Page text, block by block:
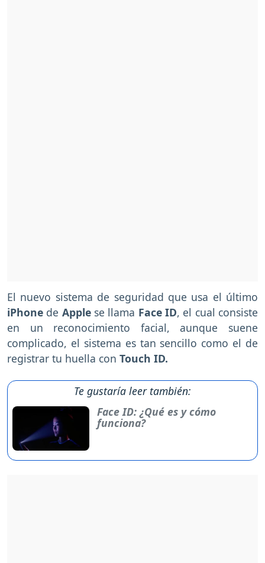
El nuevo sistema de seguridad que usa el último
iPhone de Apple se llama Face ID, el cual consiste
en un reconocimiento facial, aunque suene
complicado, el sistema es tan sencillo como el de
registrar tu huella con Touch ID.
Te gustaría leer también:
Face ID: ¿Qué es y cómo
funciona?